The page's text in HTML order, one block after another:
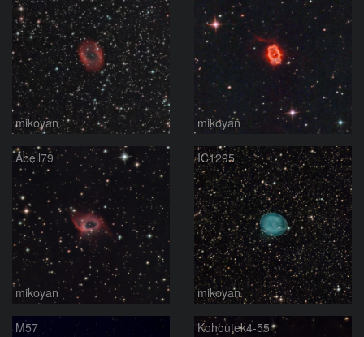
mikoyan mikoyan
Abell79
mikoyan
IC1295
mikoyan
M57 Kohoutek4-55